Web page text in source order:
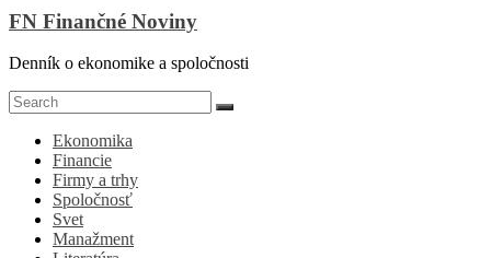
FN Finančné Noviny
Denník o ekonomike a spoločnosti
Ekonomika
Financie
Firmy a trhy
Spoločnosť
Svet
Manažment